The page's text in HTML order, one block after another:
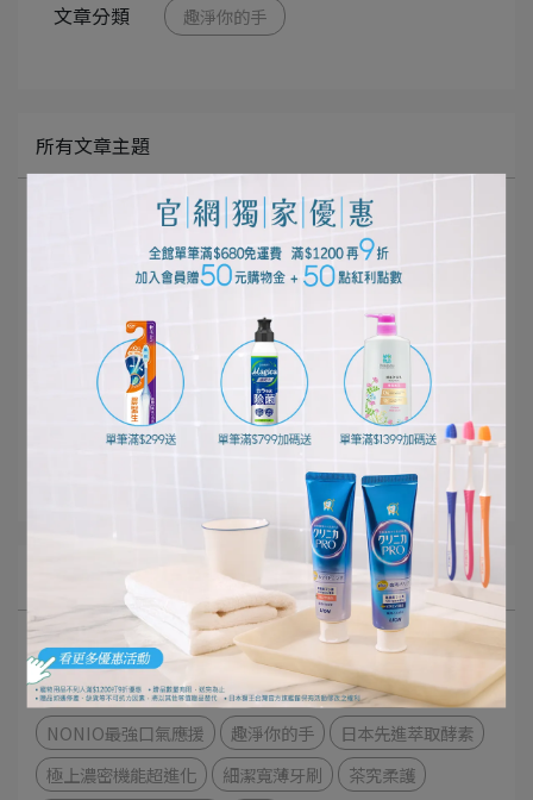
文章分類 趣淨你的手
所有文章主題
口腔清潔護理
個人清潔保養
寵物健康生活
影音專區
好評推薦
極緻口腔呵護體驗
細潔適齦佳極緻8效系列
NONIO終結口氣漱口水
衣物去漬
衣物清潔
NONIO最強口氣應援
趣淨你的手
日本先進萃取酵素
極上濃密機能超進化
細潔寬薄牙刷
茶究柔護